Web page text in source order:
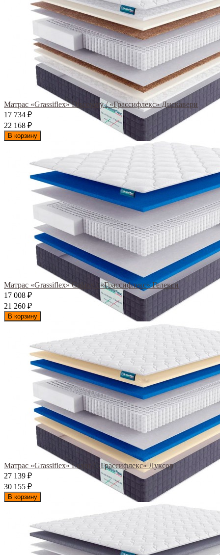
Матрас «Grassiflex» Discovery / «Грассифлекс» Дискавери
17 734 ₽
22 168 ₽
В корзину
Матрас «Grassiflex» Galaxy / «Грассифлекс» Гелекси
17 008 ₽
21 260 ₽
В корзину
Матрас «Grassiflex» Luxor / «Грассифлекс» Луксор
27 139 ₽
30 155 ₽
В корзину